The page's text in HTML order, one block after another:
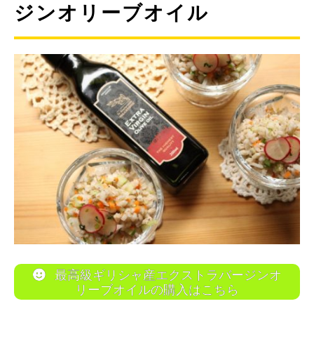
ジンオリーブオイル
最高級ギリシャ産エクストラバージンオ
リーブオイルの購入はこちら